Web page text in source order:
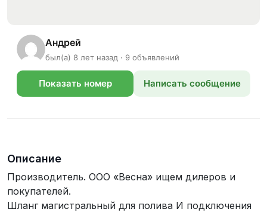
Андрей
был(а) 8 лет назад · 9 объявлений
Показать номер Написать сообщение
Описание
Производитель. ООО «Весна» ищем дилеров и
покупателей.
Шланг магистральный для полива И подключения